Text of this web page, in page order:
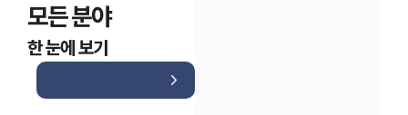
모든 분야
한 눈에 보기